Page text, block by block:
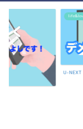
リットデメリットのまとめ